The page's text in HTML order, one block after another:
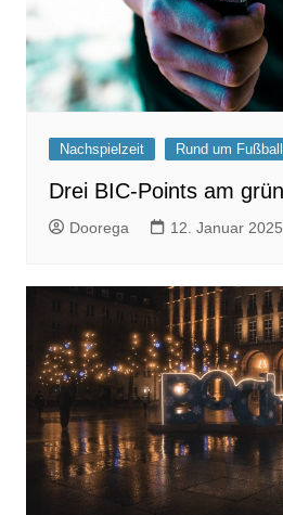
Nachspielzeit Rund um Fußball
Drei BIC-Points am
Doorega 12. Januar 2025